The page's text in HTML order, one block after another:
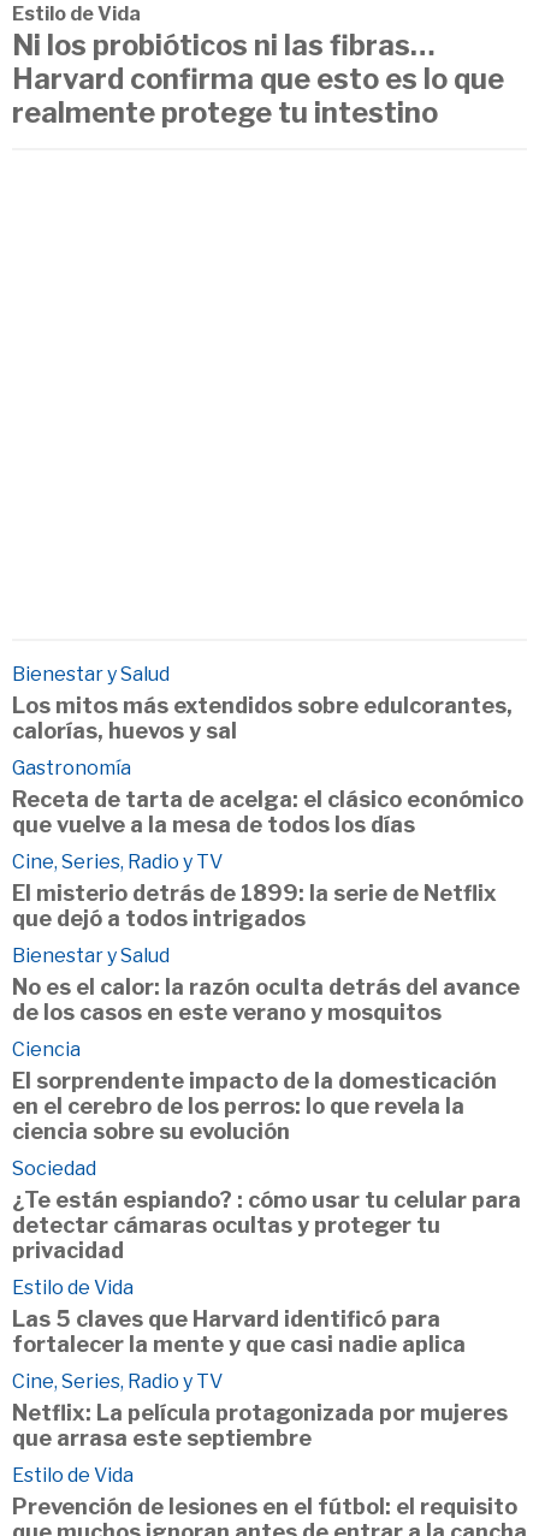
Estilo de Vida
Ni los probióticos ni las fibras…
Harvard confirma que esto es lo que
realmente protege tu intestino
Bienestar y Salud
Los mitos más extendidos sobre edulcorantes,
calorías, huevos y sal
Gastronomía
Receta de tarta de acelga: el clásico económico
que vuelve a la mesa de todos los días
Cine, Series, Radio y TV
El misterio detrás de 1899: la serie de Netflix
que dejó a todos intrigados
Bienestar y Salud
No es el calor: la razón oculta detrás del avance
de los casos en este verano y mosquitos
Ciencia
El sorprendente impacto de la domesticación
en el cerebro de los perros: lo que revela la
ciencia sobre su evolución
Sociedad
¿Te están espiando? : cómo usar tu celular para
detectar cámaras ocultas y proteger tu
privacidad
Estilo de Vida
Las 5 claves que Harvard identificó para
fortalecer la mente y que casi nadie aplica
Cine, Series, Radio y TV
Netflix: La película protagonizada por mujeres
que arrasa este septiembre
Estilo de Vida
Prevención de lesiones en el fútbol: el requisito